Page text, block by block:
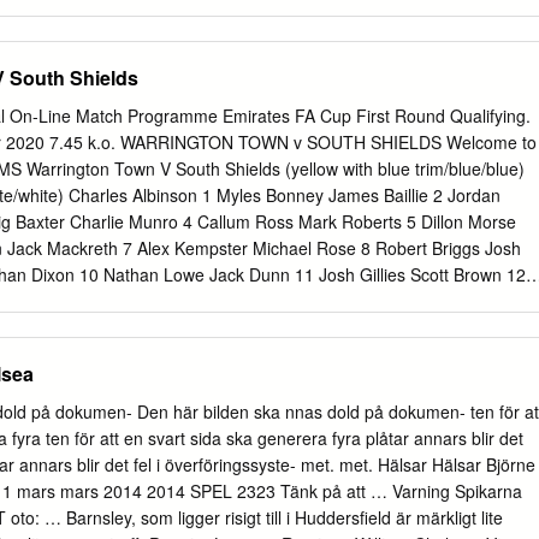
IM POSTKASTEN. NEU: ePaper Exklusiv und gratis nur für
Vorteilsabo bestellen! ARCHIV aller bisherigen Holen Sie sich das 1-
zum Preis von € 74,90 (EU-Ausland € 129,90) Ausgaben (ab
kostenlos 52 x TOTO tippen. Lesen und zum kostenlosen
82000 Download als PDF. 1 Jahr SPORTZEITUNG Print und
Das Abonnement kann bis zu sechs Wochen vor Ablauf der
werden, ansonsten verlängert sich das Abo um ein weiteres
inklusive Umsatzsteuer und Versand. Zusendung des Zusatzartikels
South Shields
On-Line Match Programme Emirates FA Cup First Round Qualifying.
7.45 k.o. WARRINGTON TOWN v SOUTH SHIELDS Welcome to
Warrington Town V South Shields (yellow with blue trim/blue/blue)
white) Charles Albinson 1 Myles Bonney James Baillie 2 Jordan
Baxter Charlie Munro 4 Callum Ross Mark Roberts 5 Dillon Morse
Mackreth 7 Alex Kempster Michael Rose 8 Robert Briggs Josh
Dixon 10 Nathan Lowe Jack Dunn 11 Josh Gillies Scott Brown 12
Assistant Thomas Cassidy Emirates FA Cup First Round Qualifying
7-45 p.m. WILL ALL SPECTATORS PLEAE KEEP OFF THE
of play before, during or after the game Warrington Town operates
Ltd. Comp No. 06412371 Ltd by shares. No significant interest How
ladies and gentleman and welcome to the Cantilever Park for this FA
tie. May I take this opportunity to offer a warm welcome to all players,
på dokumen- Den här bilden ska nnas dold på dokumen- ten för
fyra ten för att en svart sida ska generera fyra plåtar annars blir det
annars blir det fel i överföringssyste- met. met. Hälsar Hälsar Björne
mars mars 2014 2014 SPEL 2323 Tänk på att … Varning Spikarna
oto: … Barnsley, som ligger risigt till i Huddersfield är märkligt lite